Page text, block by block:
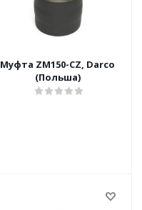
Муфта ZM150-CZ, Darco
(Польша)